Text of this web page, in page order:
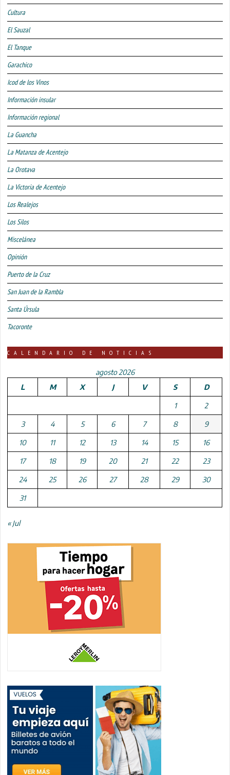
Cultura
El Sauzal
El Tanque
Garachico
Icod de los Vinos
Información insular
Información regional
La Guancha
La Matanza de Acentejo
La Orotava
La Victoria de Acentejo
Los Realejos
Los Silos
Miscelánea
Opinión
Puerto de la Cruz
San Juan de la Rambla
Santa Úrsula
Tacoronte
CALENDARIO DE NOTICIAS
agosto 2026
L
M X J V S D
1 2
3 4 5 6 7 8 9
10 11 12 13 14 15 16
17 18 19 20 21 22 23
24 25 26 27 28 29 30
31
« Jul